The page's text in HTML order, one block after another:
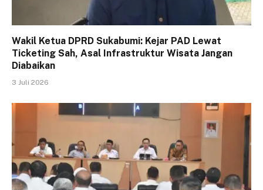
Wakil Ketua DPRD Sukabumi: Kejar PAD Lewat
Ticketing Sah, Asal Infrastruktur Wisata Jangan
Diabaikan
3 Juli 2026